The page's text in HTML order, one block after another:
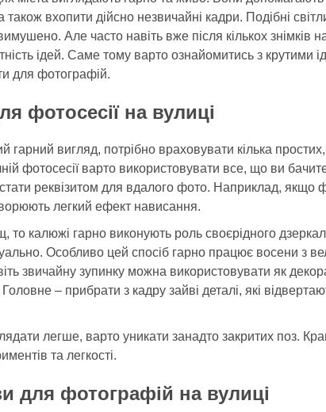
вхопити дійсно незвичайні кадри. Подібні
Але часто навіть вже після кількох знімків
ідей. Саме тому варто ознайомитись з крутими
для фотографій.
фотосесії на вулиці
гарний вигляд, потрібно враховувати кілька
фотосесії варто використовувати все, що ви
реквізитом для вдалого фото. Наприклад, якщо
легкий ефект нависання.
калюжі гарно виконують роль своєрідного
Особливо цей спосіб гарно працює восени з
звичайну зупинку можна використовувати як
– прибрати з кадру зайві деталі, які
легше, варто уникати занадто закритих поз.
та легкості.
для фотографій на вулиці